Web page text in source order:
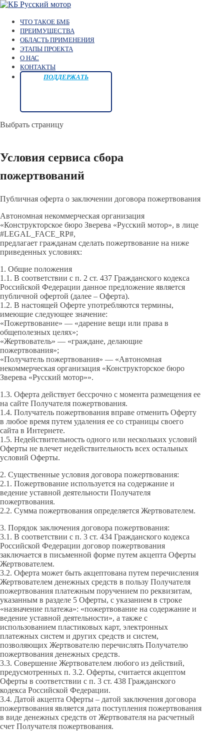
ЧТО ТАКОЕ БМБ
ПРЕИМУЩЕСТВА
ОБЛАСТЬ ПРИМЕНЕНИЯ
ЭТАПЫ ПРОЕКТА
О НАС
КОНТАКТЫ
ПОДДЕРЖАТЬ
Выбрать страницу
Условия сервиса сбора
пожертвований
Публичная оферта о заключении договора пожертвования
Автономная некоммерческая организация
«Конструкторское бюро Зверева «Русский мотор», в лице
#LEGAL_FACE_RP#,
предлагает гражданам сделать пожертвование на ниже
приведенных условиях:
1. Общие положения
1.1. В соответствии с п. 2 ст. 437 Гражданского кодекса
Российской Федерации данное предложение является
публичной офертой (далее – Оферта).
1.2. В настоящей Оферте употребляются термины,
имеющие следующее значение:
«Пожертвование» — «дарение вещи или права в
общеполезных целях»;
«Жертвователь» — «граждане, делающие
пожертвования»;
«Получатель пожертвования» — «Автономная
некоммерческая организация «Конструкторское бюро
Зверева «Русский мотор»».
1.3. Оферта действует бессрочно с момента размещения ее
на сайте Получателя пожертвования.
1.4. Получатель пожертвования вправе отменить Оферту
в любое время путем удаления ее со страницы своего
сайта в Интернете.
1.5. Недействительность одного или нескольких условий
Оферты не влечет недействительность всех остальных
условий Оферты.
2. Существенные условия договора пожертвования:
2.1. Пожертвование используется на содержание и
ведение уставной деятельности Получателя
пожертвования.
2.2. Сумма пожертвования определяется Жертвователем.
3. Порядок заключения договора пожертвования:
3.1. В соответствии с п. 3 ст. 434 Гражданского кодекса
Российской Федерации договор пожертвования
заключается в письменной форме путем акцепта Оферты
Жертвователем.
3.2. Оферта может быть акцептована путем перечисления
Жертвователем денежных средств в пользу Получателя
пожертвования платежным поручением по реквизитам,
указанным в разделе 5 Оферты, с указанием в строке
«назначение платежа»: «пожертвование на содержание и
ведение уставной деятельности», а также с
использованием пластиковых карт, электронных
платежных систем и других средств и систем,
позволяющих Жертвователю перечислять Получателю
пожертвования денежных средств.
3.3. Совершение Жертвователем любого из действий,
предусмотренных п. 3.2. Оферты, считается акцептом
Оферты в соответствии с п. 3 ст. 438 Гражданского
кодекса Российской Федерации.
3.4. Датой акцепта Оферты – датой заключения договора
пожертвования является дата поступления пожертвования
в виде денежных средств от Жертвователя на расчетный
счет Получателя пожертвования.